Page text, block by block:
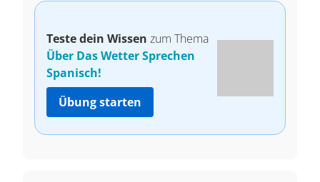
Teste dein Wissen zum Thema
Über Das Wetter Sprechen
Spanisch!
Übung starten